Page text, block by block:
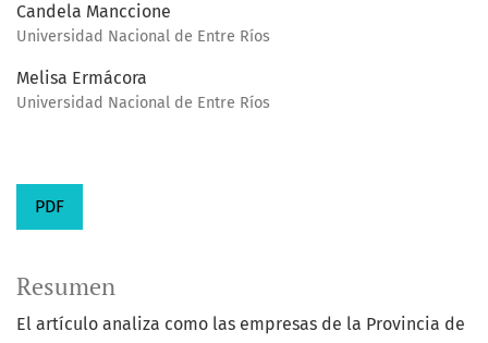
Candela Manccione
Universidad Nacional de Entre Ríos
Melisa Ermácora
Universidad Nacional de Entre Ríos
PDF
Resumen
El artículo analiza como las empresas de la Provincia de